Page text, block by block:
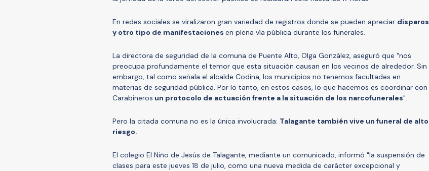
En redes sociales se viralizaron gran variedad de registros donde se pueden apreciar disparos
y otro tipo de manifestaciones en plena vía pública durante los funerales.
La directora de seguridad de la comuna de Puente Alto, Olga González, aseguró que "nos
preocupa profundamente el temor que esta situación causan en los vecinos de alrededor. Sin
embargo, tal como señala el alcalde Codina, los municipios no tenemos facultades en
materias de seguridad pública. Por lo tanto, en estos casos, lo que hacemos es coordinar con
Carabineros un protocolo de actuación frente a la situación de los narcofunerales".
Pero la citada comuna no es la única involucrada: Talagante también vive un funeral de alto
riesgo.
El colegio El Niño de Jesús de Talagante, mediante un comunicado, informó "la suspensión de
clases para este jueves 18 de julio, como una nueva medida de carácter excepcional y